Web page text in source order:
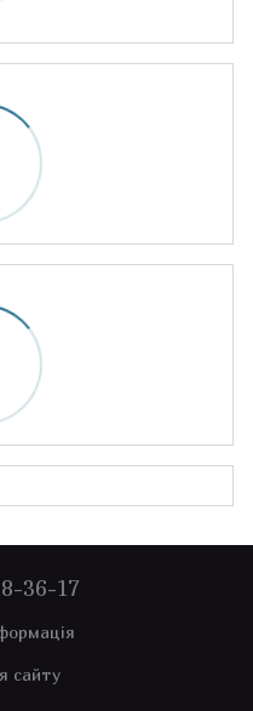
36-17
сайту